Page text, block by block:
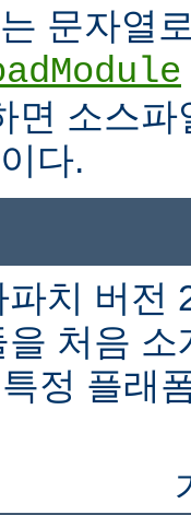
문자열
면 소스
다.
파치 버전
처음
정 플래